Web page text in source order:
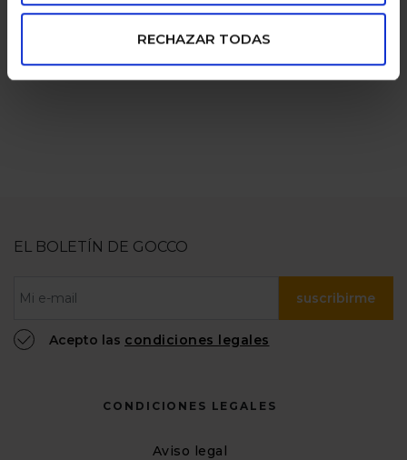
RECHAZAR TODAS
numerosas
EL BOLETÍN DE GOCCO
suscribirme
Acepto las condiciones legales
CONDICIONES LEGALES
Aviso legal